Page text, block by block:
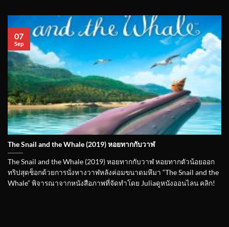
The Snail and the Whale (2019) หอยทากกับวาฬ
The Snail and the Whale (2019) หอยทากกับวาฬ หอยทากตัวน้อยออก
ทริปสุดช็อกด้วยการนั่งหางวาฬหลังค่อมขนาดมหึมา “The Snail and the
Whale” พิจารณาจากหนังสือภาพที่จัดทำโดย Juliaดูหนังออนไลน คลิก!
07
Sep